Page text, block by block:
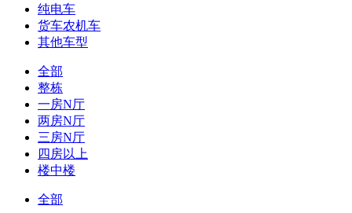
纯电车
货车农机车
其他车型
全部
整栋
一房N厅
两房N厅
三房N厅
四房以上
楼中楼
全部